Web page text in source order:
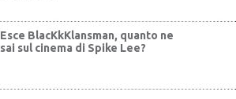
Esce BlacKkKlansman, quanto ne
sai sul cinema di Spike Lee?